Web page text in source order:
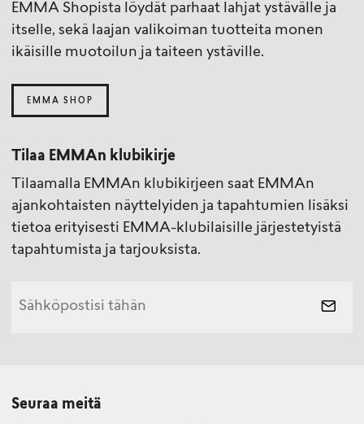
EMMA Shopista löydät parhaat lahjat ystävälle ja
itselle, sekä laajan valikoiman tuotteita monen
ikäisille muotoilun ja taiteen ystäville.
EMMA SHOP
Tilaa EMMAn klubikirje
Tilaamalla EMMAn klubikirjeen saat EMMAn
ajankohtaisten näyttelyiden ja tapahtumien lisäksi
tietoa erityisesti EMMA-klubilaisille järjestetyistä
tapahtumista ja tarjouksista.
Seuraa meitä